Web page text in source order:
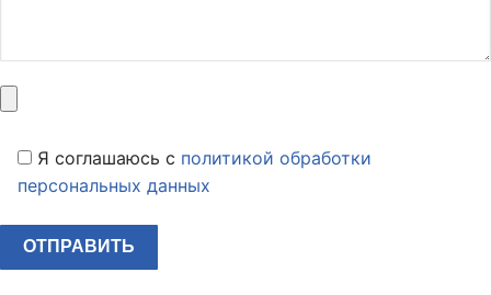
Я соглашаюсь c политикой обработки
персональных данных